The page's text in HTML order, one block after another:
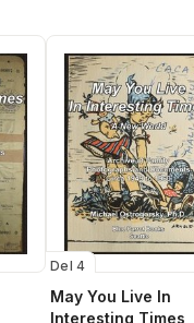
Del 4
May You Live In
Interesting Times